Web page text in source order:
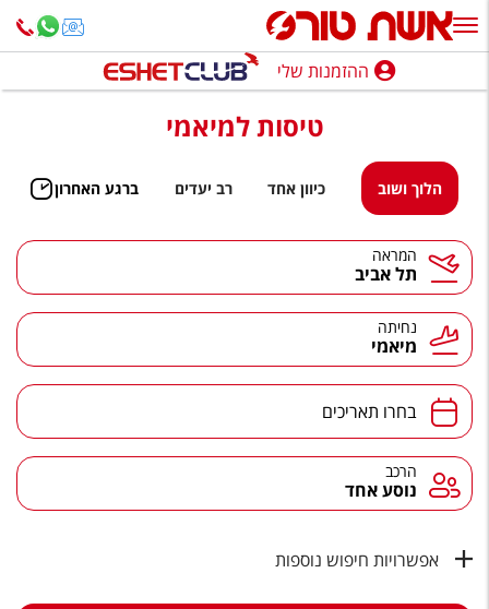
ההזמנות שלי
חופשה לפי סגנון
מלונות באילת
טיולים מאורגנים
סגנונות טיול
חבילות נופש
הרגע האחרון
חבילות בריאות וספא
טיסות לחו"ל
ההזמנות שלי
טיסות למיאמי
הלוך ושוב כיוון אחד רב יעדים ברגע האחרון
המראה
תל אביב
נחיתה
מיאמי
בחרו תאריכים
הרכב
נוסע אחד
אפשרויות חיפוש נוספות